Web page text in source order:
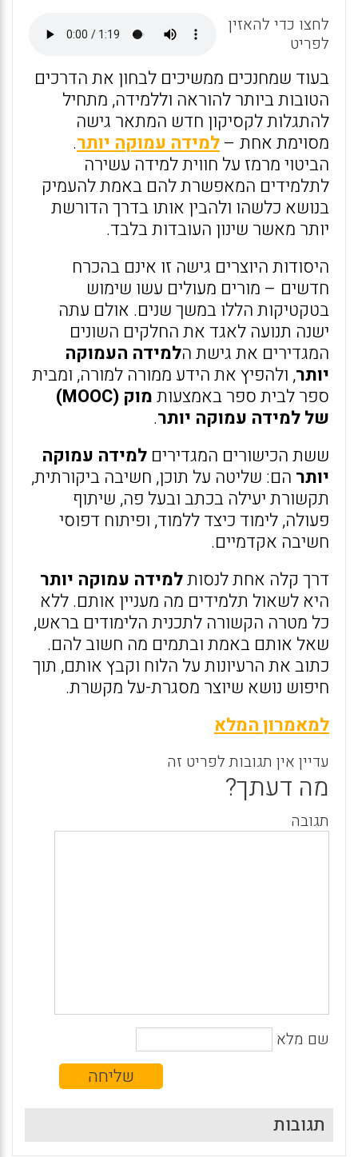
A
p
p
o
o
k
לחצו כדי להאזין
לפריט
בעוד שמחנכים ממשיכים לבחון את הדרכים
הטובות ביותר להוראה וללמידה, מתחיל
להתגלות לקסיקון חדש המתאר גישה
מסוימת אחת –למידה עמוקה יותר.
הביטוי מרמז על חווית למידה עשירה
לתלמידים המאפשרת להם באמת להעמיק
בנושא כלשהו ולהבין אותו בדרך הדורשת
יותר מאשר שינון העובדות בלבד.
היסודות היוצרים גישה זו אינם בהכרח
חדשים – מורים מעולים עשו שימוש
בטקטיקות הללו במשך שנים. אולם עתה
ישנה תנועה לאגד את החלקים השונים
המגדירים את גישת הלמידה העמוקה
יותר, ולהפיץ את הידע ממורה למורה, ומבית
ספר לבית ספר באמצעות
מוק (MOOC)
של למידה עמוקה יותר.
ששת הכישורים המגדירים למידה עמוקה
יותר הם: שליטה על תוכן, חשיבה ביקורתית,
תקשורת יעילה בכתב ובעל פה, שיתוף
פעולה, לימוד כיצד ללמוד, ופיתוח דפוסי
חשיבה אקדמיים.
דרך קלה אחת לנסותלמידה עמוקה יותר
היא לשאול תלמידים מה מעניין אותם. ללא
כל מטרה הקשורה לתכנית הלימודים בראש,
שאל אותם באמת ובתמים מה חשוב להם.
כתוב את הרעיונות על הלוח וקבץ אותם, תוך
חיפוש נושא שיוצר מסגרת-על מקשרת.
למאמרון המלא
עדיין אין תגובות לפריט זה
מה דעתך?
תגובה
שם מלא
תגובות